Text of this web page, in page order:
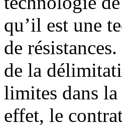
qu’il est une
de
de la
limites dans la
effet, le